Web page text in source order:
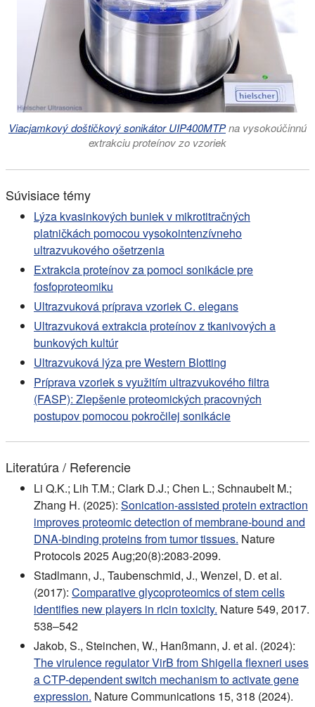
Viacjamkový doštičkový sonikátor UIP400MTPna vysokoúčinnú
extrakciu proteínov zo vzoriek
Súvisiace témy
Lýza kvasinkových buniek v mikrotitračných
platničkách pomocou vysokointenzívneho
ultrazvukového ošetrzenia
Extrakcia proteínov za pomoci sonikácie pre
fosfoproteomiku
Ultrazvuková príprava vzoriek C. elegans
Ultrazvuková extrakcia proteínov z tkanivových a
bunkových kultúr
Ultrazvuková lýza pre Western Blotting
Príprava vzoriek s využitím ultrazvukového filtra
(FASP): Zlepšenie proteomických pracovných
postupov pomocou pokročilej sonikácie
Literatúra / Referencie
Li Q.K.; Lih T.M.; Clark D.J.; Chen L.; Schnaubelt M.;
Zhang H. (2025): Sonication-assisted protein extraction
improves proteomic detection of membrane-bound and
DNA-binding proteins from tumor tissues. Nature
Protocols 2025 Aug;20(8):2083-2099.
Stadlmann, J., Taubenschmid, J., Wenzel, D. et al.
(2017): Comparative glycoproteomics of stem cells
identifies new players in ricin toxicity. Nature 549, 2017.
538–542
Jakob, S., Steinchen, W., Hanßmann, J. et al. (2024):
The virulence regulator VirB from Shigella flexneri uses
a CTP-dependent switch mechanism to activate gene
expression. Nature Communications 15, 318 (2024).